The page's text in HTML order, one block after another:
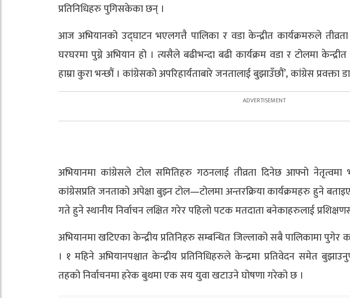
प्रतिनिधिहरु पुगिसकेका छन् ।
आज अभियानको उद्घाटन भएलगत्तै पालिका र वडा केन्द्रीत कार्यक्रमरुले
घरघरमा पुग्ने अभियान हो । त्यसैले बढीभन्दा बढी कार्यक्रम वडा र टोलमा
हाम्रा कुरा भन्छौं । कांग्रेसको अपरिहार्यताबारे जनतालाई बुझाउँछौं’, कांग्रेस
अभियानमा कांग्रेसले टोल समितिहरु गठनलाई तीव्रता दिनेछ आफ्नो नेतृत्वमा
कांग्रेसप्रति जनताको अपेक्षा बुझ्न टोल—टोलमा अन्तरक्रिया कार्यक्रमहरु हुने
गते हुने स्थानीय निर्वाचन लक्षित गरेर पहिलो पटक मतदाता बनेकाहरुलाई
अभियानमा खटिएका केन्द्रीय प्रतिनिहरु सम्बन्धित जिल्लाको सबै पालिकामा पुगेर
। १ महिने अभियानपश्चात केन्द्रीय प्रतिनिधिहरुले केन्द्रमा प्रतिवेदन समेत
तहको निर्वाचनमा हरेक बुथमा एक सय युवा खटाउने घोषणा गरेको छ ।